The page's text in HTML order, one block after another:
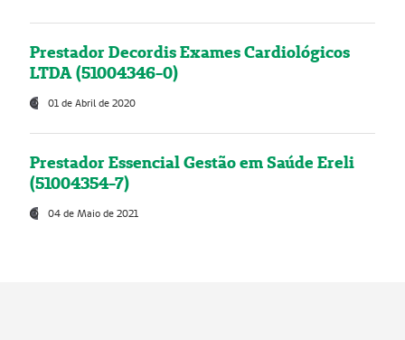
Prestador Decordis Exames Cardiológicos
LTDA (51004346-0)
01 de Abril de 2020
Prestador Essencial Gestão em Saúde Ereli
(51004354-7)
04 de Maio de 2021